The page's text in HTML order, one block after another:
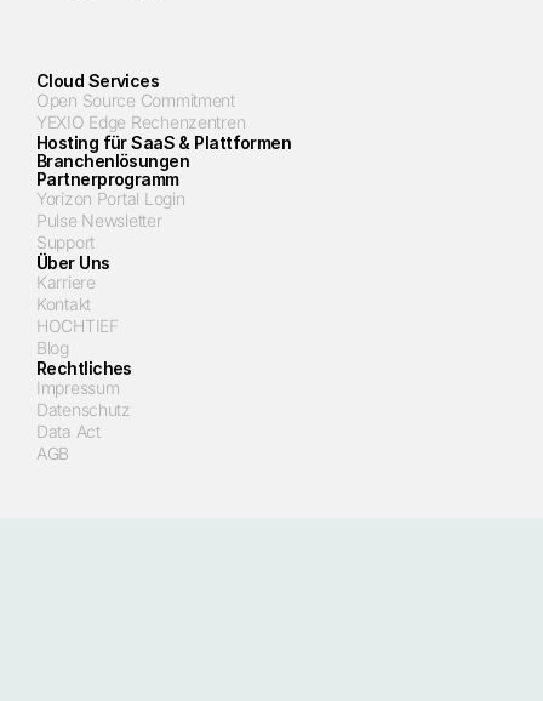
Cloud Services
Open Source Commitment
YEXIO Edge Rechenzentren
Hosting für SaaS & Plattformen
Branchenlösungen
Partnerprogramm
Yorizon Portal Login
Pulse Newsletter
Support
Über Uns
Karriere
Kontakt
HOCHTIEF
Blog
Rechtliches
Impressum
Datenschutz
Data Act
AGB